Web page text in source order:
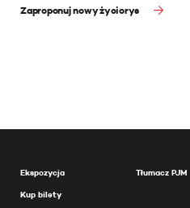
Zaproponuj nowy życiorys
Ekspozycja
Kup bilety
Tłumacz PJM